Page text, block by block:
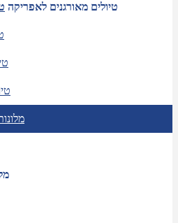
טיולים מאורגנים לאפריקה